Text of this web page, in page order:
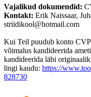
Vajalikud dokumendid:
Kontakt: Erik Naissaar,
striidikool@hotmail.com
Kui Teil puudub konto
võimalus kandideerida
kandideerida läbi
lingi kaudu: https://
828730